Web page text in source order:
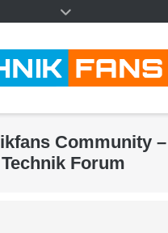
Community
Technik Forum